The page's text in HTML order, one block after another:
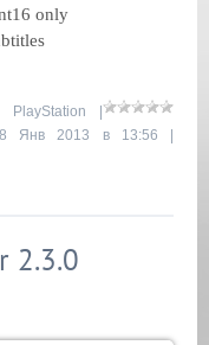
only
Янв 2013 в 13:56 |
2.3.0